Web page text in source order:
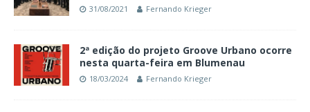
31/08/2021 Fernando Krieger
2ª edição do projeto Groove Urbano ocorre
nesta quarta-feira em Blumenau
18/03/2024 Fernando Krieger